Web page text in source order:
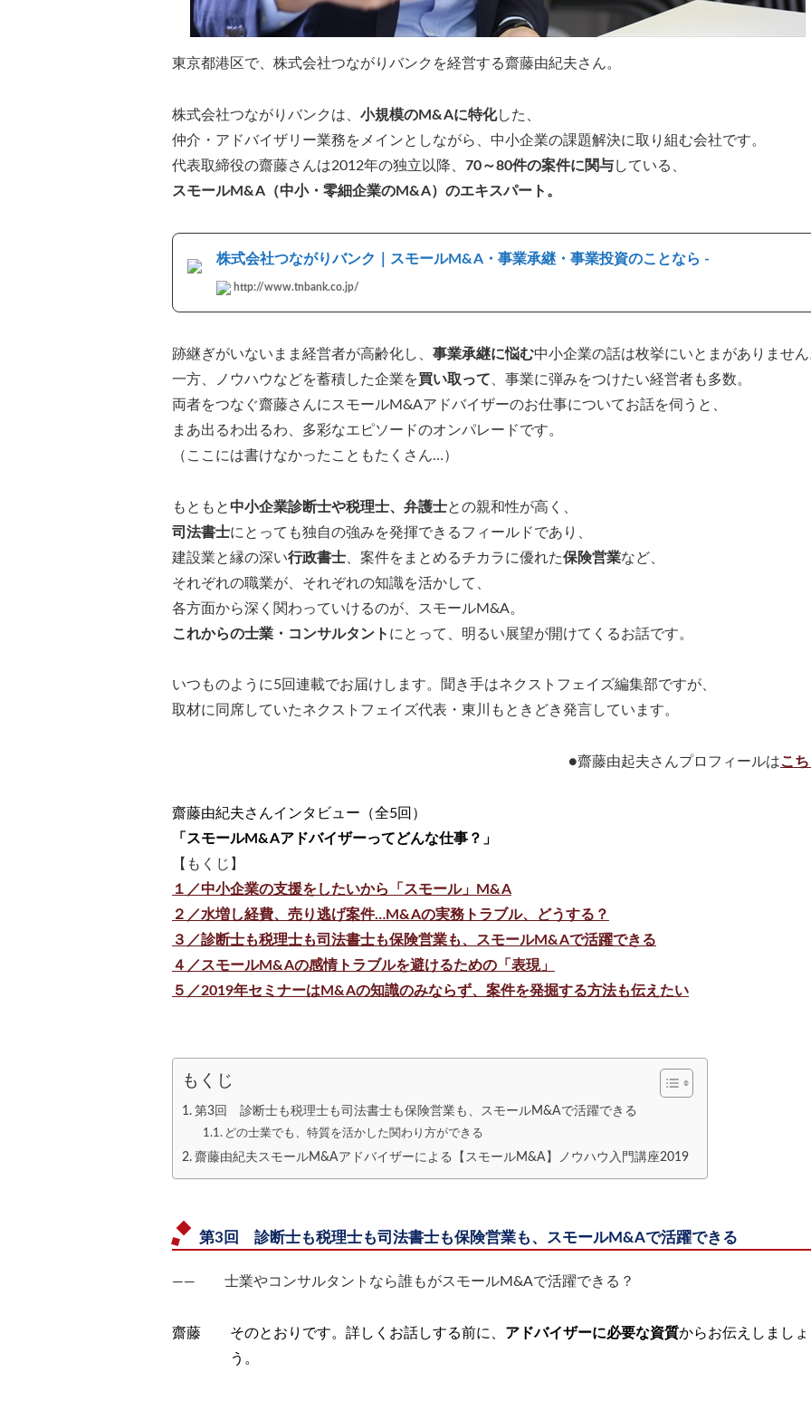
東京都港区で、株式会社つながりバンクを経営する齋藤由紀夫さん。
株式会社つながりバンクは、 小規模のM&Aに特化した、
仲介・アドバイザリー業務をメインとしながら、中小企業の課題解決に取り組む会社です。
代表取締役の齋藤さんは2012年の独立以降、 70～80件の案件に関与している、
スモールM&A（中小・零細企業のM&A）のエキスパート。
株式会社つながりバンク｜スモールM&A・事業承継・事業投資のことなら -
http://www.tnbank.co.jp/
跡継ぎがいないまま経営者が高齢化し、 事業承継に悩む中小企業の話は枚挙にいとまがありませ
一方、ノウハウなどを蓄積した企業を買い取って 、事業に弾みをつけたい経営者も多数。
両者をつなぐ齋藤さんにスモールM&Aアドバイザーのお仕事についてお話を伺うと、
まあ出るわ出るわ、多彩なエピソードのオンパレードです。
（ここには書けなかったこともたくさん…）
もともと 中小企業診断士や税理士、弁護士との親和性が高く、
司法書士にとっても独自の強みを発揮できるフィールドであり、
建設業と縁の深い行政書士 、案件をまとめるチカラに優れた保険営業など、
それぞれの職業が、それぞれの知識を活かして、
各方面から深く関わっていけるのが、スモールM&A。
これからの士業・コンサルタント にとって、明るい展望が開けてくるお話です。
いつものように5回連載でお届けします。聞き手はネクストフェイズ編集部ですが、
取材に同席していたネクストフェイズ代表・東川もときどき発言しています。
●齋藤由起夫さんプロフィールはこ
齋藤由紀夫さんインタビュー（全5回）
「スモールM&Aアドバイザーってどんな仕事？」
【もくじ】
１／中小企業の支援をしたいから「スモール」M&A
２／水増し経費、売り逃げ案件…M&Aの実務トラブル、どうする？
３／診断士も税理士も司法書士も保険営業も、スモールM&Aで活躍できる
４／スモールM&Aの感情トラブルを避けるための「表現」
５／2019年セミナーはM&Aの知識のみならず、案件を発掘する方法も伝えたい
もくじ
第3回 診断士も税理士も司法書士も保険営業も、スモールM&Aで活躍できる
どの士業でも、特質を活かした関わり方ができる
齋藤由紀夫スモールM&Aアドバイザーによる【スモールM&A】ノウハウ入門講座2019
第3回 診断士も税理士も司法書士も保険営業も、スモールM&Aで活躍できる
―― 士業やコンサルタントなら誰もがスモールM&Aで活躍できる？
齋藤 そのとおりです。詳しくお話しする前に、 アドバイザーに必要な資質からお伝えしましょ
う。